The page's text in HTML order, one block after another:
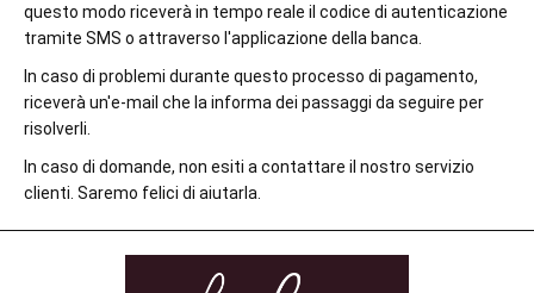
questo modo riceverà in tempo reale il codice di autenticazione
tramite SMS o attraverso l'applicazione della banca.
In caso di problemi durante questo processo di pagamento,
riceverà un'e-mail che la informa dei passaggi da seguire per
risolverli.
In caso di domande, non esiti a contattare il nostro servizio
clienti. Saremo felici di aiutarla.